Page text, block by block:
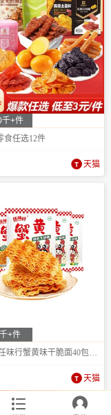
千+件
食任选12件
天猫
+件
下拉6.9！任味行蟹黄味干脆面40包*箱！
天猫
 